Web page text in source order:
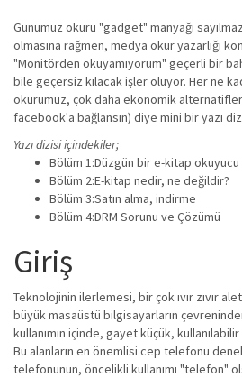
Günümüz okuru "gadget" manyağı
olmasına rağmen, medya okur yazarlığı
"Monitörden okuyamıyorum" geçerli bir
bile geçersiz kılacak işler oluyor. Her ne
okurumuz, çok daha ekonomik
facebook'a bağlansın) diye mini bir yazı
Yazı dizisi içindekiler;
Bölüm 1:Düzgün bir e-kitap okuyucu
Bölüm 2:E-kitap nedir, ne değildir?
Bölüm 3:Satın alma, indirme
Bölüm 4:DRM Sorunu ve Çözümü
Giriş
Teknolojinin ilerlemesi, bir çok ıvır zıvır
büyük masaüstü bilgisayarların
kullanımın içinde, gayet küçük,
Bu alanların en önemlisi cep telefonu
telefonunun, öncelikli kullanımı "telefon"